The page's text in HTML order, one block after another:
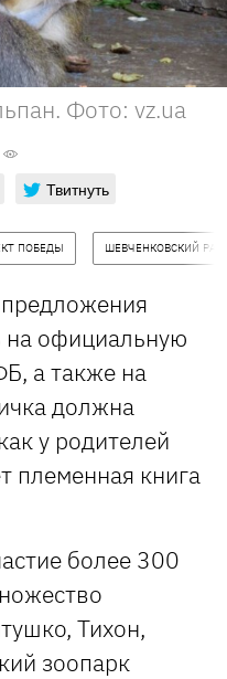
Фото: vz.ua
Твитнуть
ПОБЕДЫ ШЕВЧЕНКОВСКИЙ
официальную
а также на
должна
у родителей
племенная книга
более 300
Тихон,
зоопарк